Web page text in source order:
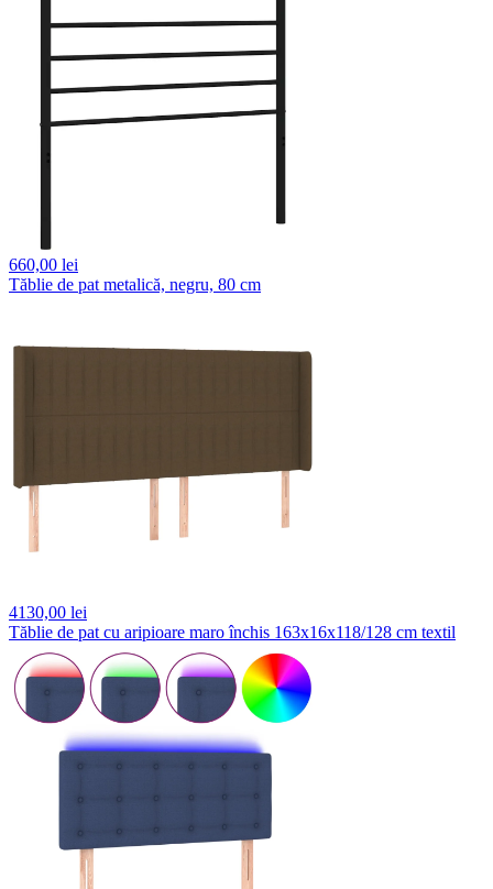
660,00 lei
Tăblie de pat metalică, negru, 80 cm
4130,00 lei
Tăblie de pat cu aripioare maro închis 163x16x118/128 cm textil